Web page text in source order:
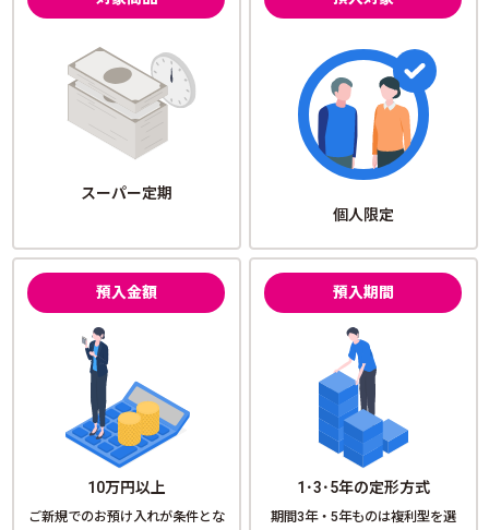
スーパー定期
個人限定
預入金額
10万円以上
ご新規でのお預け入れが条件とな
預入期間
1･3･5年の定形方式
期間3年・5年ものは複利型を選